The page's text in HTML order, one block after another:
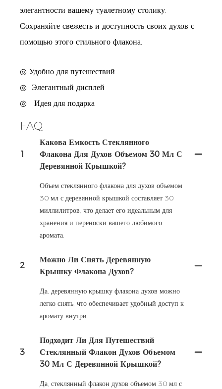
элегантности вашему туалетному столику.
Сохраняйте свежесть и доступность своих духов с
помощью этого стильного флакона.
◎ Удобно для путешествий
◎ Элегантный дисплей
◎
Идея для подарка
FAQ
1
Какова Емкость Стеклянного
Флакона Для Духов Объемом 30 Мл С
Деревянной Крышкой?
Объем стеклянного флакона для духов объемом
30 мл с деревянной крышкой составляет 30
миллилитров, что делает его идеальным для
хранения и переноски вашего любимого
аромата.
2
Можно Ли Снять Деревянную
Крышку Флакона Духов?
Да, деревянную крышку флакона духов можно
легко снять, что обеспечивает удобный доступ к
аромату внутри.
3
Подходит Ли Для Путешествий
Стеклянный Флакон Духов Объемом
30 Мл С Деревянной Крышкой?
Да, стеклянный флакон духов объемом 30 мл с